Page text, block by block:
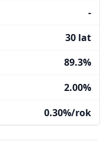
-
30 lat
89.3%
2.00%
0.30%/rok